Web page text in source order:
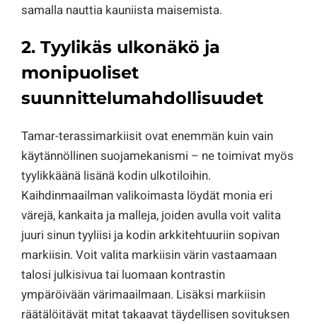
samalla nauttia kauniista maisemista.
2. Tyylikäs ulkonäkö ja
monipuoliset
suunnittelumahdollisuudet
Tamar-terassimarkiisit ovat enemmän kuin vain
käytännöllinen suojamekanismi – ne toimivat myös
tyylikkäänä lisänä kodin ulkotiloihin.
Kaihdinmaailman valikoimasta löydät monia eri
värejä, kankaita ja malleja, joiden avulla voit valita
juuri sinun tyyliisi ja kodin arkkitehtuuriin sopivan
markiisin. Voit valita markiisin värin vastaamaan
talosi julkisivua tai luomaan kontrastin
ympäröivään värimaailmaan. Lisäksi markiisin
räätälöitävät mitat takaavat täydellisen sovituksen